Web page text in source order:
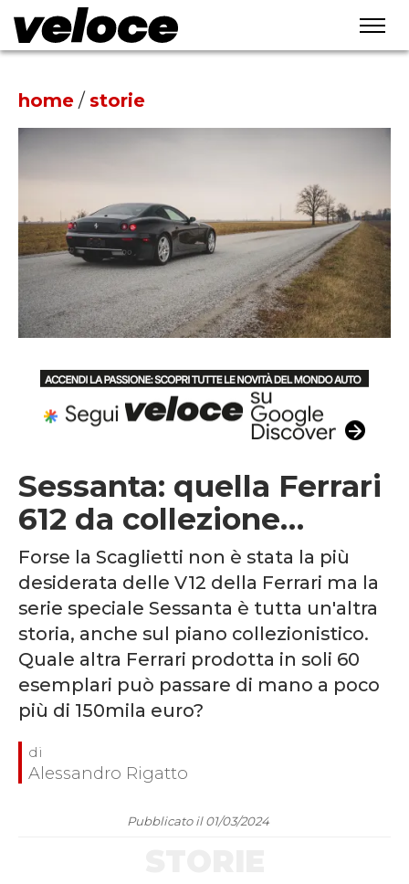
home / storie
Sessanta: quella Ferrari
612 da collezione…
Forse la Scaglietti non è stata la più
desiderata delle V12 della Ferrari ma la
serie speciale Sessanta è tutta un'altra
storia, anche sul piano collezionistico.
Quale altra Ferrari prodotta in soli 60
esemplari può passare di mano a poco
più di 150mila euro?
Alessandro Rigatto
Pubblicato il 01/03/2024